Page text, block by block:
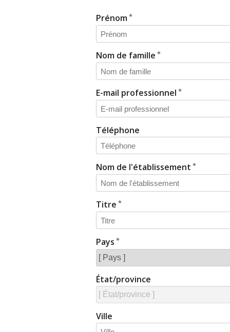
Prénom
Nom de famille
E-mail professionnel
Téléphone
Nom de l'établissement
Titre
Pays
État/province
Ville